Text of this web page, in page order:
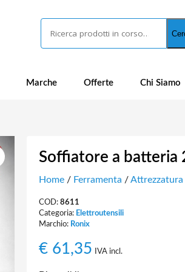
Marche Offerte Chi Siamo
Soffiatore a batteria
Home/ Ferramenta /Attrezzatura
COD: 8611
Categoria: Elettroutensili
Marchio: Ronix
€61,35 IVA incl.